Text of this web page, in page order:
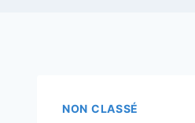
NON CLASSÉ